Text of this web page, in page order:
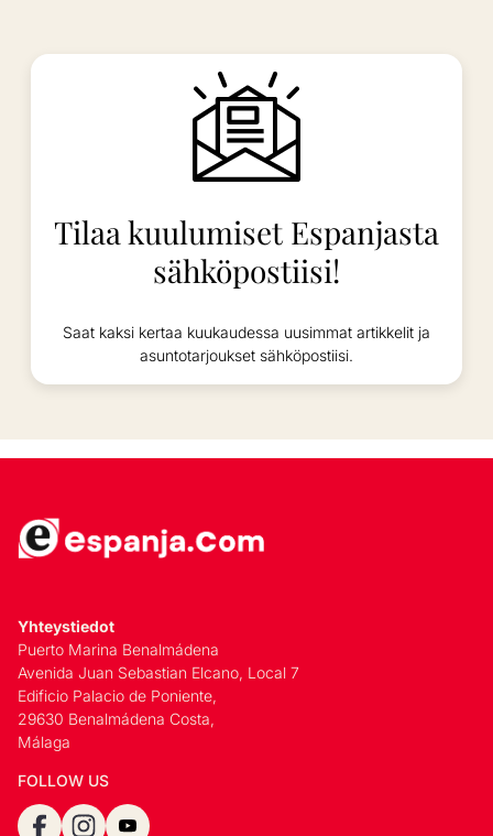
Tilaa kuulumiset Espanjasta
sähköpostiisi!
Saat kaksi kertaa kuukaudessa uusimmat artikkelit ja
asuntotarjoukset sähköpostiisi.
Yhteystiedot
Puerto Marina Benalmádena
Avenida Juan Sebastian Elcano, Local 7
Edificio Palacio de Poniente,
29630 Benalmádena Costa,
Málaga
FOLLOW US